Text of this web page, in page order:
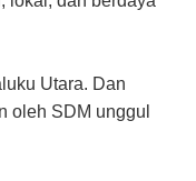
Utara. Dan
oleh SDM unggul